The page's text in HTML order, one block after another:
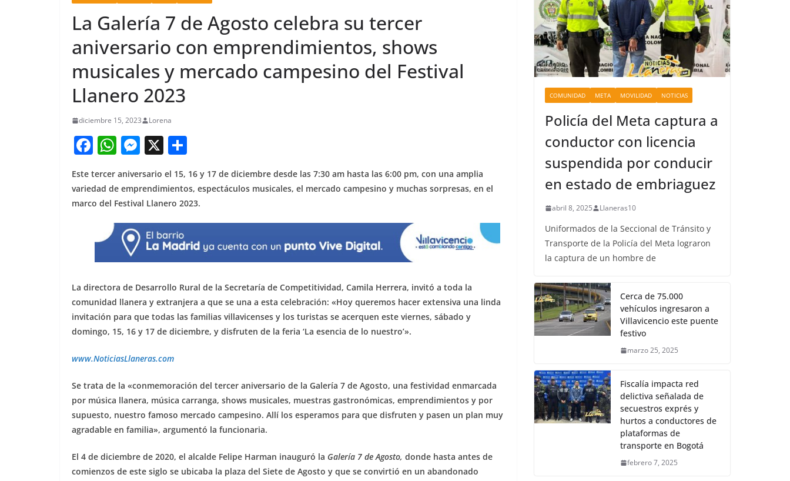
La Galería 7 de Agosto celebra su tercer
aniversario con emprendimientos, shows
musicales y mercado campesino del Festival
Llanero 2023
diciembre 15, 2023 Lorena
F
c
e
o
o
W
at
s
A
p
p
M
ss
e
n
g
er
X
ar
e
Este tercer aniversario el 15, 16 y 17 de diciembre desde las 7:30 am hasta las 6:00 pm, con una amplia
variedad de emprendimientos, espectáculos musicales, el mercado campesino y muchas sorpresas, en el
marco del Festival Llanero 2023.
La directora de Desarrollo Rural de la Secretaría de Competitividad, Camila Herrera, invitó a toda la
comunidad llanera y extranjera a que se una a esta celebración: «Hoy queremos hacer extensiva una linda
invitación para que todas las familias villavicenses y los turistas se acerquen este viernes, sábado y
domingo, 15, 16 y 17 de diciembre, y disfruten de la feria ‘La esencia de lo nuestro’».
www.NoticiasLlaneras.com
Se trata de la «conmemoración del tercer aniversario de la Galería 7 de Agosto, una festividad enmarcada
por música llanera, música carranga, shows musicales, muestras gastronómicas, emprendimientos y por
supuesto, nuestro famoso mercado campesino. Allí los esperamos para que disfruten y pasen un plan muy
agradable en familia», argumentó la funcionaria.
El 4 de diciembre de 2020, el alcalde Felipe Harman inauguró la Galería 7 de Agosto, donde hasta antes de
comienzos de este siglo se ubicaba la plaza del Siete de Agosto y que se convirtió en un abandonado
COMUNIDAD META MOVILIDAD NOTICIAS
Policía del Meta captura a
conductor con licencia
suspendida por conducir
en estado de embriaguez
abril 8, 2025 Llaneras10
Uniformados de la Seccional de Tránsito y
Transporte de la Policía del Meta lograron
la captura de un hombre de
Cerca de 75.000
vehículos ingresaron a
Villavicencio este puente
festivo
marzo 25, 2025
Fiscalía impacta red
delictiva señalada de
secuestros exprés y
hurtos a conductores de
plataformas de
transporte en Bogotá
febrero 7, 2025